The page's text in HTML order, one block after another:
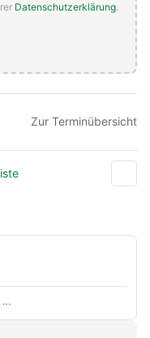
Datenschutzerklärung.
Zur Terminübersicht
…